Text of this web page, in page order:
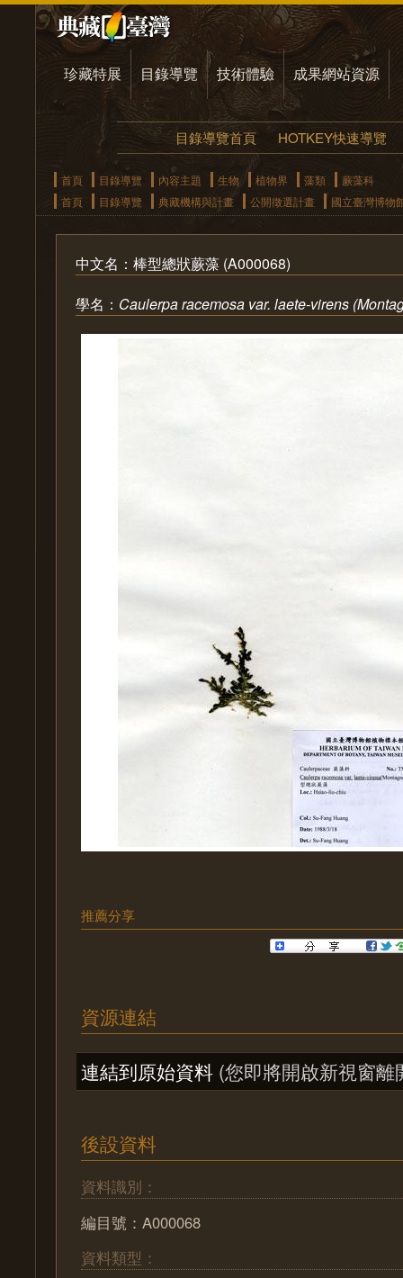
珍藏特展 目錄導覽 技術體驗 成果網站資源
目錄導覽首頁 HOTKEY快速導覽
首頁 目錄導覽 內容主題 生物 植物界 藻類
蕨藻科
首頁
目錄導覽 典藏機構與計畫 公開徵選計畫 國立臺灣博物
中文名：棒型總狀蕨藻 (A000068)
學名： Caulerpa racemosa var. laete-virens
推薦分享
資源連結
連結到原始資料 (您即將開啟新視窗離
後設資料
資料識別：
編目號：A000068
資料類型：